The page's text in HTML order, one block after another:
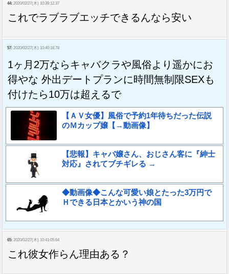
44: 2020/02/27(木) 10:39:12.37
これでラブラブエッチできるんなら安い
57: 2020/02/27(木) 10:40:18.78
1ヶ月2万ならキャバクラや風俗より遥かにお
得やな 外出デートプランに時間無制限SEXも
付けたら10万は超えるで
【ＡＶ女優】風俗で予約1年待ちだった伝説
のＭカップ嬢【→動画像】
【悲報】キャバ嬢さん、おじさん客に『紳士
対応』されてブチギレる →
◆動画像◆こんな可愛い娘とたった3万円で
Ｈできる日本とかいう神の国
65: 2020/02/27(木) 10:41:05.64
これ彼女作らん理由ある？